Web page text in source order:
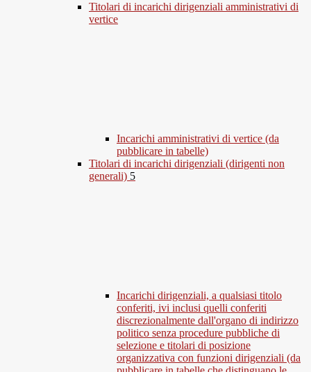
Titolari di incarichi dirigenziali amministrativi di
vertice
Incarichi amministrativi di vertice (da
pubblicare in tabelle)
Titolari di incarichi dirigenziali (dirigenti non
generali) 5
Incarichi dirigenziali, a qualsiasi titolo
conferiti, ivi inclusi quelli conferiti
discrezionalmente dall'organo di indirizzo
politico senza procedure pubbliche di
selezione e titolari di posizione
organizzativa con funzioni dirigenziali (da